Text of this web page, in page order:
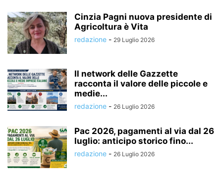
Cinzia Pagni nuova presidente di
Agricoltura è Vita
redazione - 29 Luglio 2026
Il network delle Gazzette
racconta il valore delle piccole e
medie...
redazione - 26 Luglio 2026
Pac 2026, pagamenti al via dal 26
luglio: anticipo storico fino...
redazione - 26 Luglio 2026